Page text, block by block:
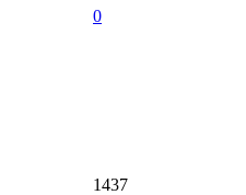
0
1437